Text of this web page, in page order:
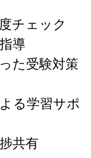
チェック
導
た受験対策
る学習サポ
共有